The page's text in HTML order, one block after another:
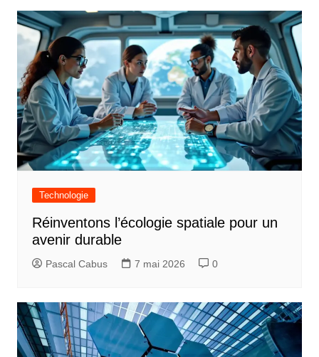
Technologie
Réinventons l’écologie spatiale pour un
avenir durable
Pascal Cabus 7 mai 2026 0